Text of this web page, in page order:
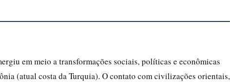
em meio a transformações sociais, políticas e econômicas
(atual costa da Turquia). O contato com civilizações orientais,